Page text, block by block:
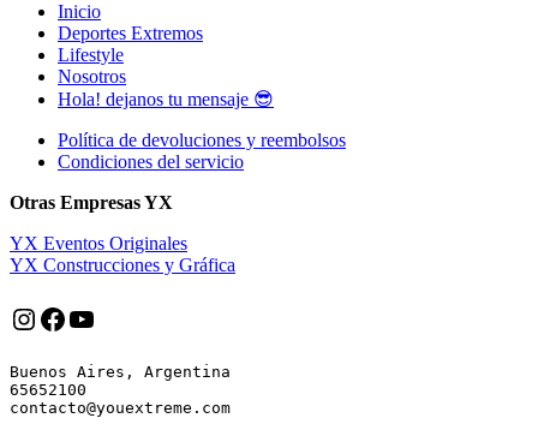
Inicio
Deportes Extremos
Lifestyle
Nosotros
Hola! dejanos tu mensaje 😎
Política de devoluciones y reembolsos
Condiciones del servicio
Otras Empresas YX
YX Eventos Originales
YX Construcciones y Gráfica
Instagram
Facebook
YouTube
Buenos Aires, Argentina
65652100